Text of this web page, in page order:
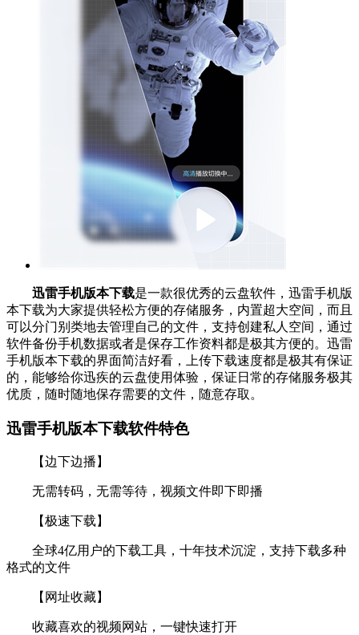
迅雷手机版本下载是一款很优秀的云盘软件，迅雷手机版
本下载为大家提供轻松方便的存储服务，内置超大空间，而且
可以分门别类地去管理自己的文件，支持创建私人空间，通过
软件备份手机数据或者是保存工作资料都是极其方便的。迅雷
手机版本下载的界面简洁好看，上传下载速度都是极其有保证
的，能够给你迅疾的云盘使用体验，保证日常的存储服务极其
优质，随时随地保存需要的文件，随意存取。
迅雷手机版本下载软件特色
【边下边播】
无需转码，无需等待，视频文件即下即播
【极速下载】
全球4亿用户的下载工具，十年技术沉淀，支持下载多种
格式的文件
【网址收藏】
收藏喜欢的视频网站，一键快速打开